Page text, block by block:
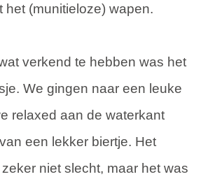
het (munitieloze) wapen.
verkend te hebben was het
We gingen naar een leuke
relaxed aan de waterkant
een lekker biertje. Het
niet slecht, maar het was